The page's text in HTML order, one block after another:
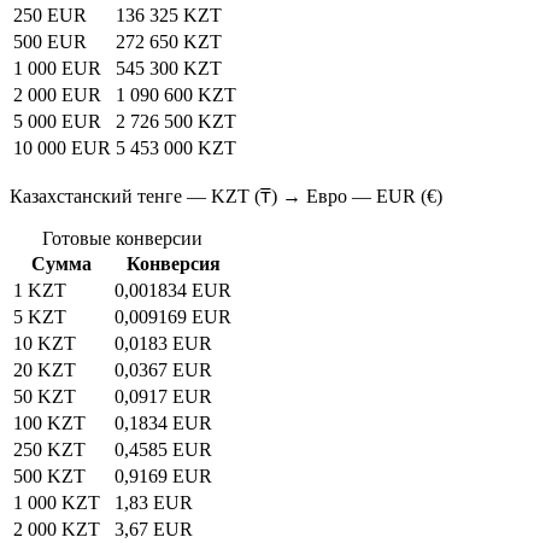
250 EUR
136 325 KZT
500 EUR
272 650 KZT
1 000 EUR
545 300 KZT
2 000 EUR
1 090 600 KZT
5 000 EUR
2 726 500 KZT
10 000 EUR 5 453 000 KZT
Казахстанский тенге — KZT (₸) → Евро — EUR (€)
Готовые конверсии
Сумма
Конверсия
1 KZT
0,001834 EUR
5 KZT
0,009169 EUR
10 KZT
0,0183 EUR
20 KZT
0,0367 EUR
50 KZT
0,0917 EUR
100 KZT
0,1834 EUR
250 KZT
0,4585 EUR
500 KZT
0,9169 EUR
1 000 KZT
1,83 EUR
2 000 KZT
3,67 EUR